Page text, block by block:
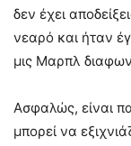
δεν έχει
νεαρό και ήταν
μις Μαρπλ
Ασφαλώς, είναι
μπορεί να